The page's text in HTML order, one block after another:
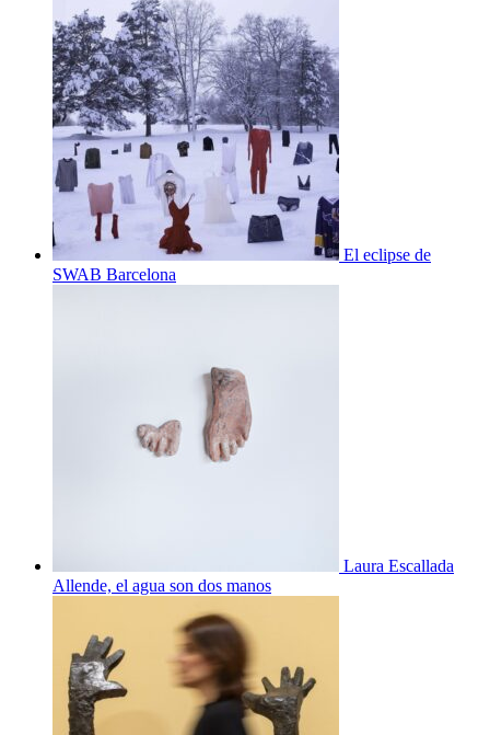
El eclipse de
SWAB Barcelona
Laura Escallada
Allende, el agua son dos manos